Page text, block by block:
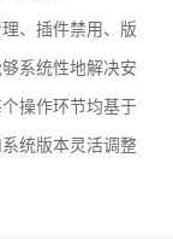
、插件禁用、版
系统性地解决安
操作环节均基于
统版本灵活调整